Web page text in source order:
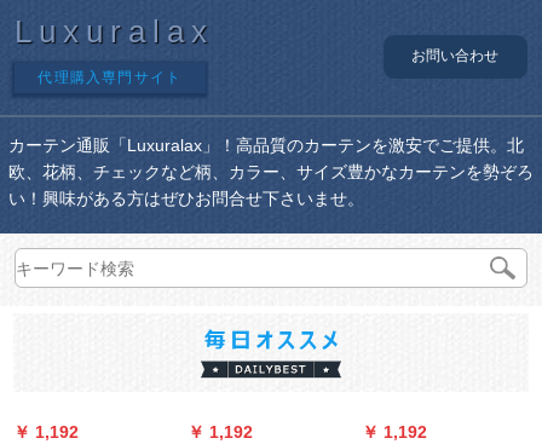
Luxuralax
代理購入専門サイト
お問い合わせ
カーテン通販「Luxuralax」！高品質のカーテンを激安でご提供。北
欧、花柄、チェックなど柄、カラー、サイズ豊かなカーテンを勢ぞろ
い！興味がある方はぜひお問合せ下さいませ。
￥ 1,192
￥ 1,192
￥ 1,192